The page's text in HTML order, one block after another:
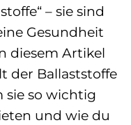
– sie sind
Gesundheit
diesem Artikel
der Ballaststoffe
sie so wichtig
und wie du